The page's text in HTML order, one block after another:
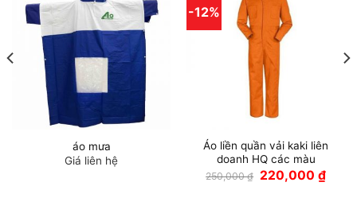
áo mưa
Giá liên hệ
-12%
Áo liền quần vải kaki liên
doanh HQ các màu
250,000₫ Giá
gốc
220,000 ₫Giá
hiện